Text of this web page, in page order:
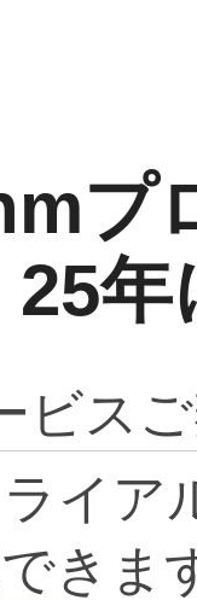
プ
ビス
イア
きま